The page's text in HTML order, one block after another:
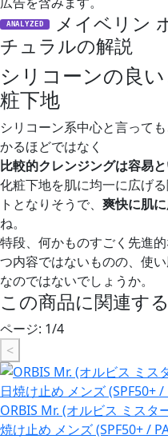
ANALYZED
メイベリン
チュラルの解説
シリコーンの良
粧下地
シリコーン系中心と言って
かるほどではなく
比較的クレンジングは容易
化粧下地を肌に均一に広げ
トとなりそうで、 爽快に肌
ね。
特段、何かものすごく先進
つ内容ではないものの、使
なのではないでしょうか。
この商品に関連す
ページ: 1/4
<
ORBIS Mr. (オルビス ミスタ
焼け止め メンズ (SPF50+ /